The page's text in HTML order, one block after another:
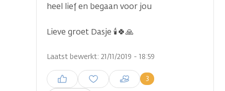
heel lief en begaan voor jou
Lieve groet Dasje 🕯️🍀🙏
Laatst bewerkt: 21/11/2019 - 18:59
3
Inloggen om een reactie te
plaatsen